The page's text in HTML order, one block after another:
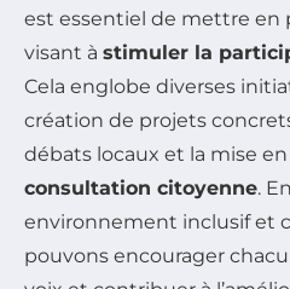
est essentiel de mettre en
visant à stimuler la
Cela englobe diverses
création de projets
débats locaux et la mise
consultation citoyenne.
environnement inclusif et
pouvons encourager